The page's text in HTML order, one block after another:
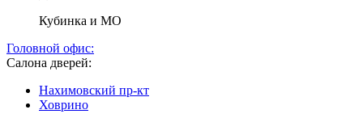
Кубинка и МО
Головной офис:
Салона дверей:
Нахимовский пр-кт
Ховрино